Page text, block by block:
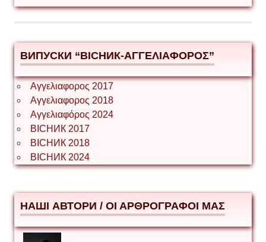
ВИПУСКИ “ВІСНИК-ΑΓΓΕΛΙΑΦΟΡΟΣ”
Αγγελιαφορος 2017
Αγγελιαφορος 2018
Αγγελιαφόρος 2024
ВІСНИК 2017
ВІСНИК 2018
ВІСНИК 2024
НАШІ АВТОРИ / ΟΙ ΑΡΘΡΟΓΡΑΦΟΙ ΜΑΣ